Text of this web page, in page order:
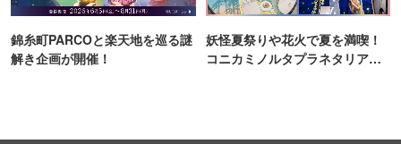
錦糸町PARCOと楽天地を巡る謎
解き企画が開催！
妖怪夏祭りや花火で夏を満喫！
コニカミノルタプラネタリア